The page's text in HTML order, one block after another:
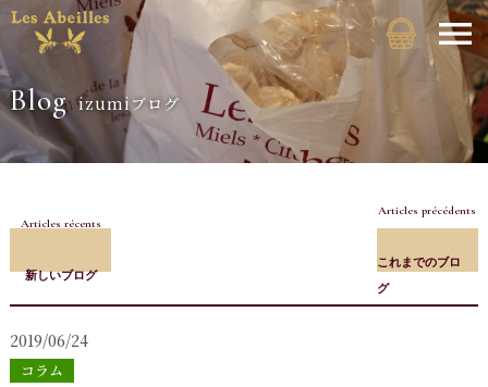
Blog izumiブログ
Articles récents
新しいブログ
Articles précédents
これまでのブロ
グ
2019/06/24
コラム